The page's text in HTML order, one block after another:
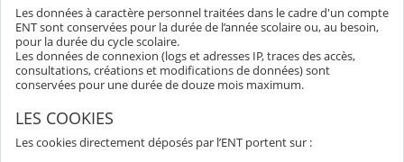
Les données à caractère personnel traitées dans le cadre d'un compte
ENT sont conservées pour la durée de l’année scolaire ou, au besoin,
pour la durée du cycle scolaire.
Les données de connexion (logs et adresses IP, traces des accès,
consultations, créations et modifications de données) sont
conservées pour une durée de douze mois maximum.
LES COOKIES
Les cookies directement déposés par l’ENT portent sur :